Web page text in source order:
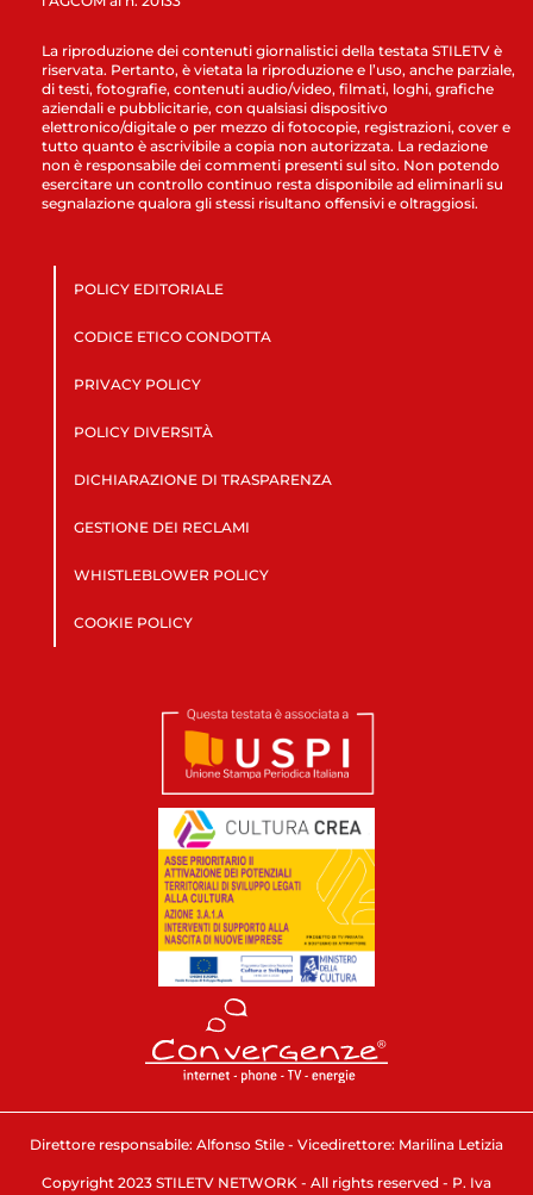
La riproduzione dei contenuti giornalistici della testata STILETV è
riservata. Pertanto, è vietata la riproduzione e l’uso, anche parziale,
di testi, fotografie, contenuti audio/video, filmati, loghi, grafiche
aziendali e pubblicitarie, con qualsiasi dispositivo
elettronico/digitale o per mezzo di fotocopie, registrazioni, cover e
tutto quanto è ascrivibile a copia non autorizzata. La redazione
non è responsabile dei commenti presenti sul sito. Non potendo
esercitare un controllo continuo resta disponibile ad eliminarli su
segnalazione qualora gli stessi risultano offensivi e oltraggiosi.
POLICY EDITORIALE
CODICE ETICO CONDOTTA
PRIVACY POLICY
POLICY DIVERSITÀ
DICHIARAZIONE DI TRASPARENZA
GESTIONE DEI RECLAMI
WHISTLEBLOWER POLICY
COOKIE POLICY
Direttore responsabile: Alfonso Stile - Vicedirettore: Marilina Letizia
Copyright 2023 STILETV NETWORK - All rights reserved - P. Iva